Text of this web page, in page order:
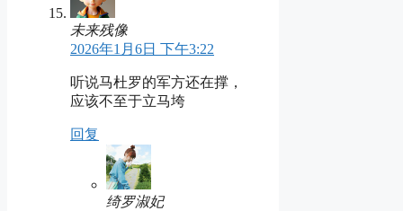
未来残像
2026年1月6日 下午3:22
听说马杜罗的军方还在撑，
应该不至于立马垮
回复
绮罗淑妃